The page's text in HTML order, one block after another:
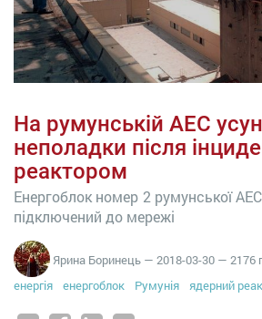
На румунській АЕС
неполадки після
реактором
Енергоблок номер 2 румунської
підключений до мережі
Ярина Боринець — 2018-03-30 — 2176
енергія
енергоблок Румунія ядерний